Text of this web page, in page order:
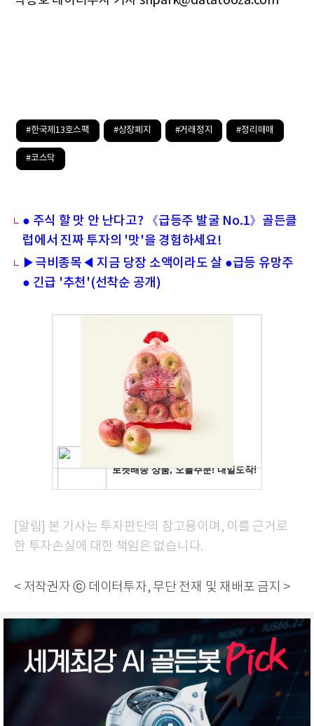
#한국제13호스팩 #상장폐지 #거래정지 #정리매매
#코스닥
● 주식 할 맛 안 난다고? 《급등주 발굴 No.1》골든클
럽에서 진짜 투자의 '맛'을 경험하세요!
▶극비종목◀ 지금 당장 소액이라도 살 ●급등 유망주
● 긴급 '추천'(선착순 공개)
[알림] 본 기사는 투자판단의 참고용이며, 이를 근거로
한 투자손실에 대한 책임은 없습니다.
< 저작권자 ⓒ 데이터투자, 무단 전재 및 재배포 금지 >